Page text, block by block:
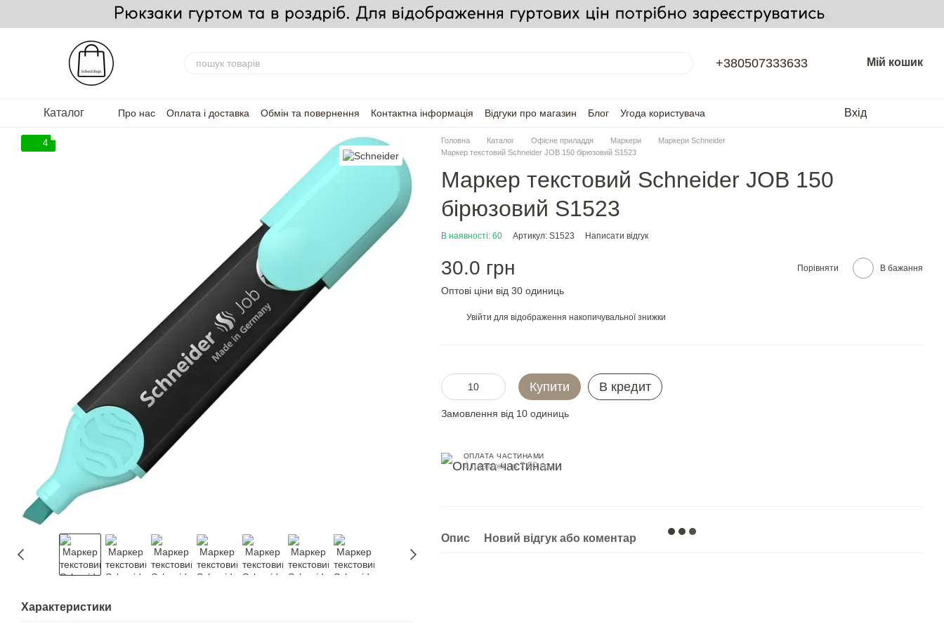
Перейти до основного контенту
+380507333633 Мій кошик
Каталог Про нас Оплата і доставка Обмін та повернення Контактна інформація Відгуки про магазин Блог
Угода користувача
Вхід
4
Характеристики
Головна Каталог Офісне приладдя Маркери
Маркери Schneider
Маркер текстовий Schneider JOB 150 бірюзовий S1523
Маркер текстовий Schneider JOB 150
бірюзовий S1523
В наявності: 60 Артикул: S1523 Написати відгук
30.0 грн Порівняти В бажання
Оптові ціни від 30 одиниць
Увійти для відображення накопичувальної знижки
Купити В кредит
Замовлення від 10 одиниць
ОПЛАТА ЧАСТИНАМИ
4 платежі по 7.50 грн
Опис Новий відгук або коментар